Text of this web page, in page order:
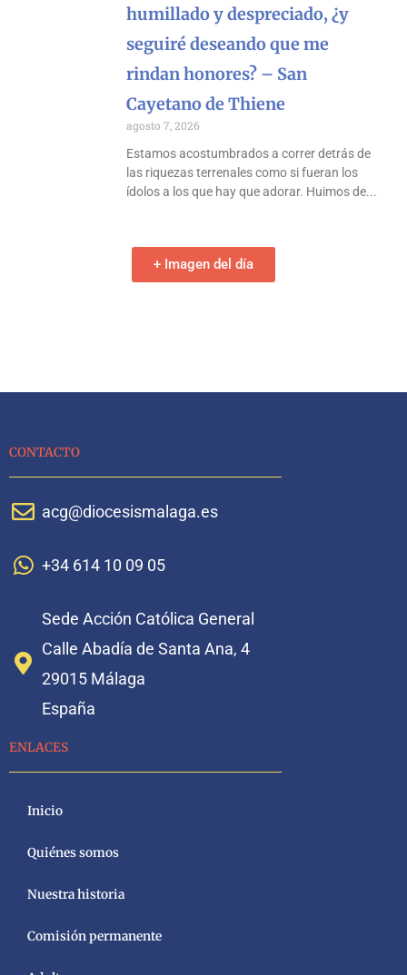
humillado y despreciado, ¿y
seguiré deseando que me
rindan honores? – San
Cayetano de Thiene
agosto 7, 2026
Estamos acostumbrados a correr detrás de
las riquezas terrenales como si fueran los
ídolos a los que hay que adorar. Huimos de
+ Imagen del día
CONTACTO
acg@diocesismalaga.es
+34 614 10 09 05
Sede Acción Católica General
Calle Abadía de Santa Ana, 4
29015 Málaga
España
ENLACES
Inicio
Quiénes somos
Nuestra historia
Comisión permanente